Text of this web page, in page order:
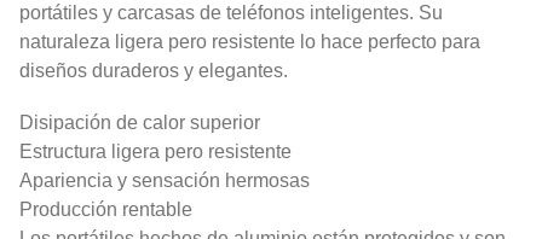
portátiles y carcasas de teléfonos inteligentes. Su
naturaleza ligera pero resistente lo hace perfecto para
diseños duraderos y elegantes.
Disipación de calor superior
Estructura ligera pero resistente
Apariencia y sensación hermosas
Producción rentable